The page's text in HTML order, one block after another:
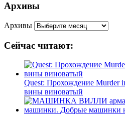
Архивы
Архивы
Сейчас читают:
Quest: Прохождение Murder
вины виноватый